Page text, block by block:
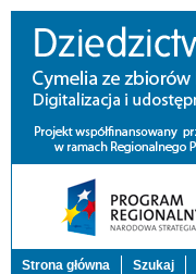
Strona główna Szukaj